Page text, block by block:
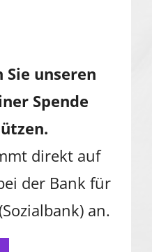
Sie unseren
Spende
direkt auf
der Bank für
an.